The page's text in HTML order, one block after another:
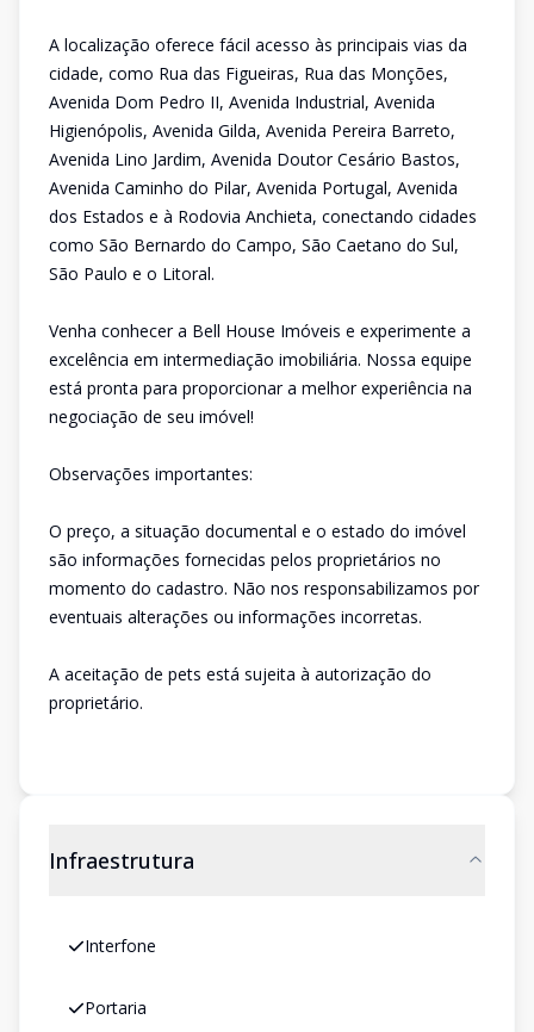
A localização oferece fácil acesso às principais vias da
cidade, como Rua das Figueiras, Rua das Monções,
Avenida Dom Pedro II, Avenida Industrial, Avenida
Higienópolis, Avenida Gilda, Avenida Pereira Barreto,
Avenida Lino Jardim, Avenida Doutor Cesário Bastos,
Avenida Caminho do Pilar, Avenida Portugal, Avenida
dos Estados e à Rodovia Anchieta, conectando cidades
como São Bernardo do Campo, São Caetano do Sul,
São Paulo e o Litoral.
Venha conhecer a Bell House Imóveis e experimente a
excelência em intermediação imobiliária. Nossa equipe
está pronta para proporcionar a melhor experiência na
negociação de seu imóvel!
Observações importantes:
O preço, a situação documental e o estado do imóvel
são informações fornecidas pelos proprietários no
momento do cadastro. Não nos responsabilizamos por
eventuais alterações ou informações incorretas.
A aceitação de pets está sujeita à autorização do
proprietário.
Infraestrutura
Interfone
Portaria